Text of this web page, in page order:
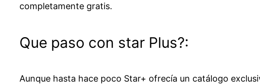
completamente gratis.
Que paso con star Plus?:
Aunque hasta hace poco Star+ ofrecía un catálogo